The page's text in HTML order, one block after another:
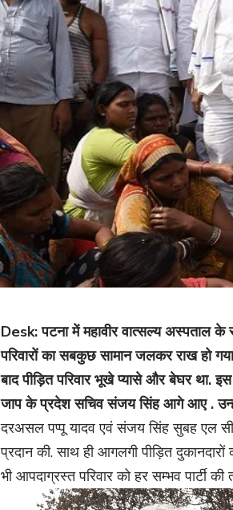
Desk: पटना में महावीर वात्सल्य अस्पताल के
परिवारों का सबकुछ सामान जलकर राख हो
बाद पीड़ित परिवार भूखे प्यासे और बेघर था. इस
जाप के प्रदेश सचिव संजय सिंह आगे आए .
दरअसल पप्पू यादव एवं संजय सिंह सुबह एल सी
प्रदान की. साथ ही आगलगी पीड़ित
भी आपदाग्रस्त परिवार को हर सम्भव पार्टी